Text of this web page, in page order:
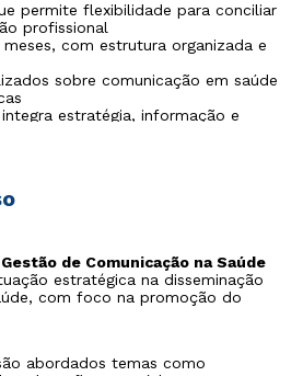
permite flexibilidade para conciliar
profissional
com estrutura organizada e
sobre comunicação em saúde
estratégia, informação e
de Comunicação na Saúde
estratégica na disseminação
com foco na promoção do
abordados temas como